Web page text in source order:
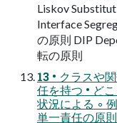
Liskov
Interface
の原則 DIP
転の原則
13 • クラスや
任を持つ • ど
状況による ◦
単一責任の原